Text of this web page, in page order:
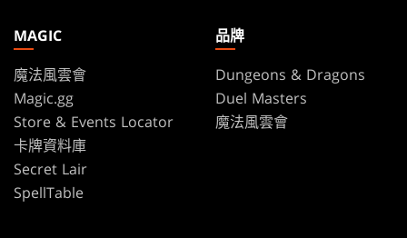
MAGIC
魔法風雲會
Magic.gg
Store & Events Locator
卡牌資料庫
Secret Lair
SpellTable
品牌
Dungeons & Dragons
Duel Masters
魔法風雲會